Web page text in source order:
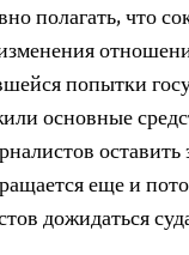
полагать, что
попытки
основные
еще и
дожидаться